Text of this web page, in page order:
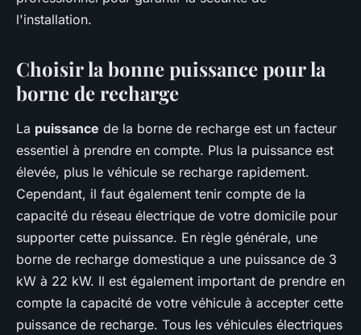
l'installation.
Choisir la bonne puissance pour la
borne de recharge
La puissance de la borne de recharge est un facteur
essentiel à prendre en compte. Plus la puissance est
élevée, plus le véhicule se recharge rapidement.
Cependant, il faut également tenir compte de la
capacité du réseau électrique de votre domicile pour
supporter cette puissance. En règle générale, une
borne de recharge domestique a une puissance de 3
kW à 22 kW. Il est également important de prendre en
compte la capacité de votre véhicule à accepter cette
puissance de recharge. Tous les véhicules électriques